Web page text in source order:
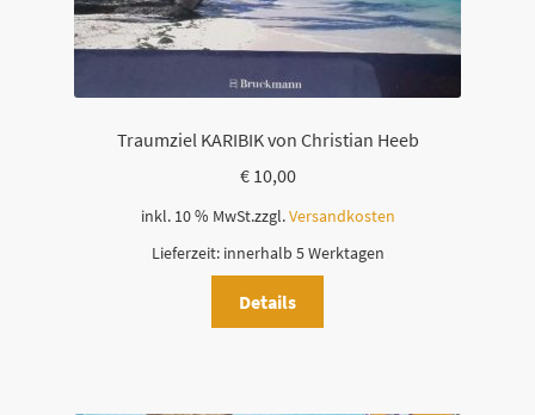
Traumziel KARIBIK von Christian Heeb
€10,00
inkl. 10 % MwSt.zzgl.Versandkosten
Lieferzeit: innerhalb 5 Werktagen
Details